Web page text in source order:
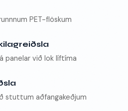
PET-flöskum
panelar við lok líftíma
stuttum aðfangakeðjum